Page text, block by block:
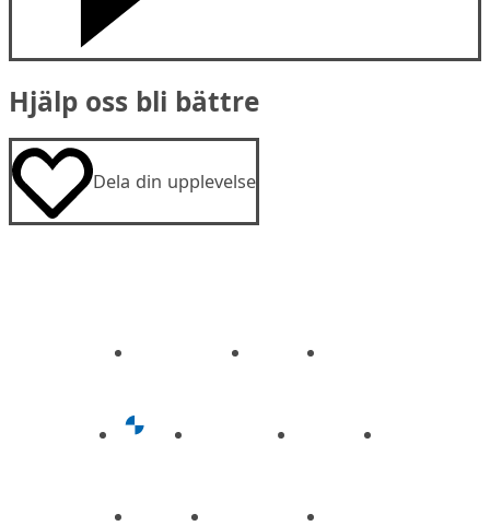
Hjälp oss bli bättre
Dela din upplevelse